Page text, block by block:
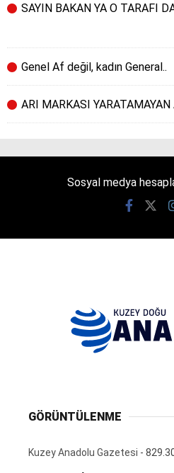
SAYIN BAKAN YA O TARAFI
Genel Af değil, kadın General..
ARI MARKASI YARATAMAYAN
Sosyal medya
GÖRÜNTÜLENME
Kuzey Anadolu Gazetesi -